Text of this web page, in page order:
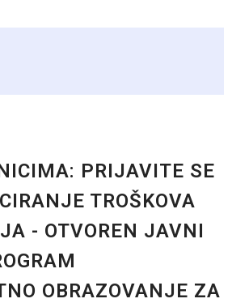
PRIJAVITE SE
TROŠKOVA
- OTVOREN JAVNI
OBRAZOVANJE ZA